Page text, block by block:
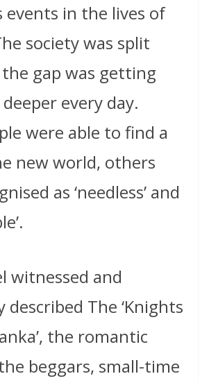
events in the lives of
society was split
gap was getting
every day.
were able to find a
new world, others
as ‘needless’ and
witnessed and
The ‘Knights
the romantic
beggars, small-time